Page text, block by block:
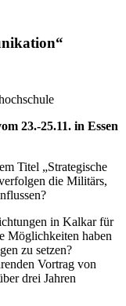
23.-25.11. in Essen
Titel „Strategische
die Militärs,
in Kalkar für
Möglichkeiten haben
zu setzen?
Vortrag von
drei Jahren